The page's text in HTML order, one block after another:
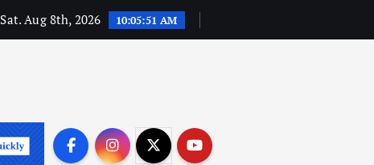
Sat. Aug 8th, 2026 10:05:52 AM